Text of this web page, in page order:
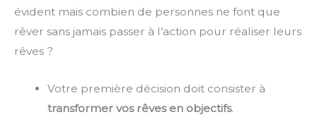
évident mais combien de personnes ne font que
rêver sans jamais passer à l’action pour réaliser leurs
rêves ?
Votre première décision doit consister à
transformer vos rêves en objectifs.